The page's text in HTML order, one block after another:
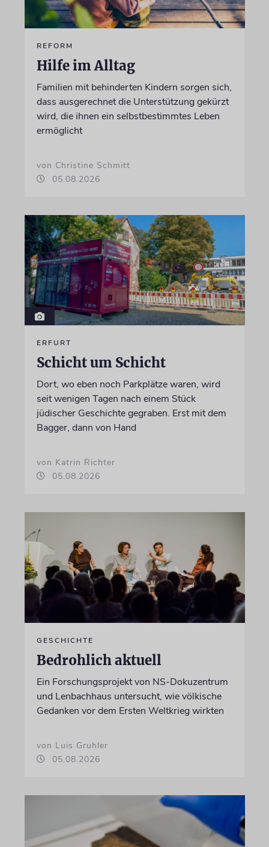
REFORM
Hilfe im Alltag
Familien mit behinderten Kindern sorgen sich,
dass ausgerechnet die Unterstützung gekürzt
wird, die ihnen ein selbstbestimmtes Leben
ermöglicht
von Christine Schmitt
05.08.2026
ERFURT
Schicht um Schicht
Dort, wo eben noch Parkplätze waren, wird
seit wenigen Tagen nach einem Stück
jüdischer Geschichte gegraben. Erst mit dem
Bagger, dann von Hand
von Katrin Richter
05.08.2026
GESCHICHTE
Bedrohlich aktuell
Ein Forschungsprojekt von NS-Dokuzentrum
und Lenbachhaus untersucht, wie völkische
Gedanken vor dem Ersten Weltkrieg wirkten
von Luis Gruhler
05.08.2026